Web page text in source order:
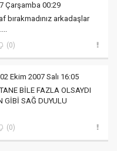
Çarşamba 00:29
bırakmadınız arkadaşlar
(0)
Ekim 2007 Salı 16:05
BİLE FAZLA OLSAYDI
GİBİ SAĞ DUYULU
(0)